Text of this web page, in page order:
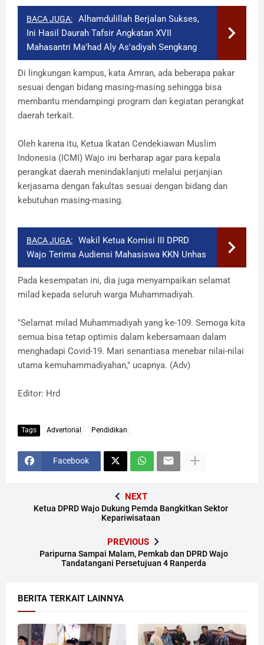
BACA JUGA:
Alhamdulillah Berjalan Sukses,
Ini Hasil Daurah Tafsir Angkatan XVII
Mahasantri Ma'had Aly As'adiyah Sengkang
Di lingkungan kampus, kata Amran, ada beberapa pakar
sesuai dengan bidang masing-masing sehingga bisa
membantu mendampingi program dan kegiatan perangkat
daerah terkait.
Oleh karena itu, Ketua Ikatan Cendekiawan Muslim
Indonesia (ICMI) Wajo ini berharap agar para kepala
perangkat daerah menindaklanjuti melalui perjanjian
kerjasama dengan fakultas sesuai dengan bidang dan
kebutuhan masing-masing.
BACA JUGA:
Wakil Ketua Komisi III DPRD
Wajo Terima Audiensi Mahasiswa KKN Unhas
Pada kesempatan ini, dia juga menyampaikan selamat
milad kepada seluruh warga Muhammadiyah.
"Selamat milad Muhammadiyah yang ke-109. Semoga kita
semua bisa tetap optimis dalam kebersamaan dalam
menghadapi Covid-19. Mari senantiasa menebar nilai-nilai
utama kemuhammadiyahan," ucapnya. (Adv)
Editor: Hrd
Tags Advertorial Pendidikan
Facebook
NEXT
Ketua DPRD Wajo Dukung Pemda Bangkitkan Sektor
Kepariwisataan
PREVIOUS
Paripurna Sampai Malam, Pemkab dan DPRD Wajo
Tandatangani Persetujuan 4 Ranperda
BERITA TERKAIT LAINNYA